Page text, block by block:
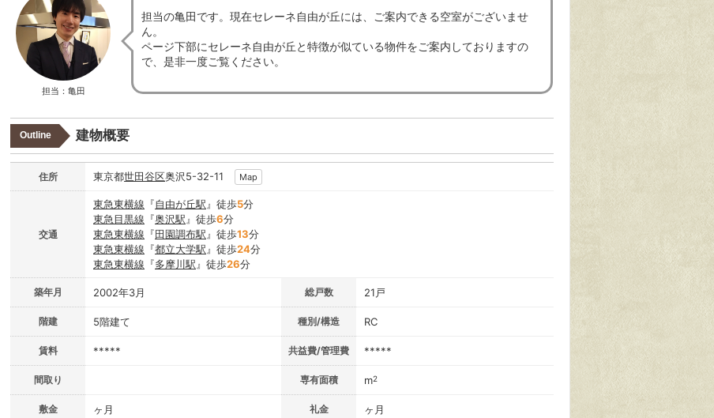
担当：亀田
担当の亀田です。現在セレーネ自由が丘には、ご案内できる空室がございませ
ん。
ページ下部にセレーネ自由が丘と特徴が似ている物件をご案内しておりますの
で、是非一度ご覧ください。
Outline 建物概要
住所 東京都世田谷区奥沢5-32-11 Map
交通
東急東横線 『自由が丘駅 』徒歩5分
東急目黒線 『奥沢駅 』徒歩6分
東急東横線 『田園調布駅 』徒歩13分
東急東横線 『都立大学駅 』徒歩24分
東急東横線 『多摩川駅 』徒歩26分
築年月 2002年3月 総戸数 21戸
階建 5階建て 種別/構造 RC
賃料 ***** 共益費/管理費 *****
間取り 専有面積 m2
敷金 ヶ月 礼金 ヶ月